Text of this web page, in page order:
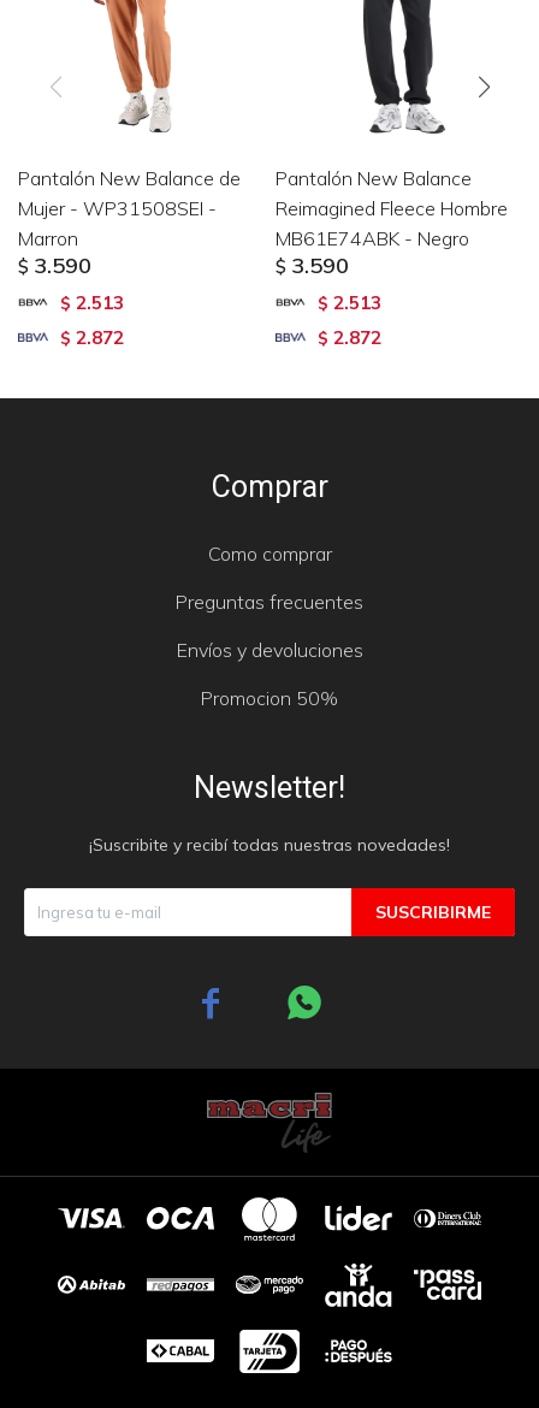
Pantalón New Balance de
Mujer - WP31508SEI -
Marron
$ 3.590
$ 2.513
$ 2.872
Pantalón New Balance
Reimagined Fleece Hombre
MB61E74ABK - Negro
$ 3.590
$ 2.513
$ 2.872
Comprar
Como comprar
Preguntas frecuentes
Envíos y devoluciones
Promocion 50%
Newsletter!
¡Suscribite y recibí todas nuestras novedades!
SUSCRIBIRME
 